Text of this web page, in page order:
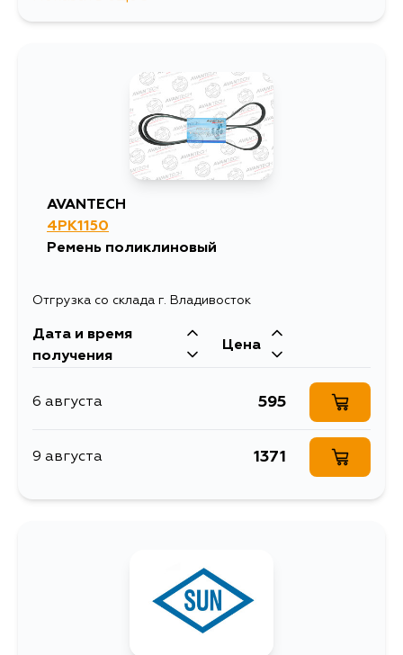
518
1407
11 августа
AVANTECH
4PK1150
Ремень поликлиновый
Отгрузка со склада г. Владивосток
Дата и время
получения
Цена
6 августа 595
9 августа 1371